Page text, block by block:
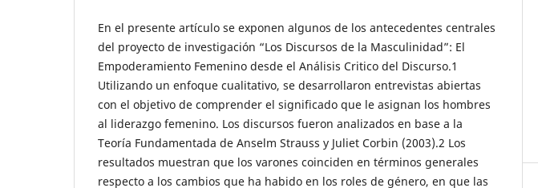
En el presente artículo se exponen algunos de los antecedentes centrales
del proyecto de investigación “Los Discursos de la Masculinidad”: El
Empoderamiento Femenino desde el Análisis Critico del Discurso.1
Utilizando un enfoque cualitativo, se desarrollaron entrevistas abiertas
con el objetivo de comprender el significado que le asignan los hombres
al liderazgo femenino. Los discursos fueron analizados en base a la
Teoría Fundamentada de Anselm Strauss y Juliet Corbin (2003).2 Los
resultados muestran que los varones coinciden en términos generales
respecto a los cambios que ha habido en los roles de género, en que las